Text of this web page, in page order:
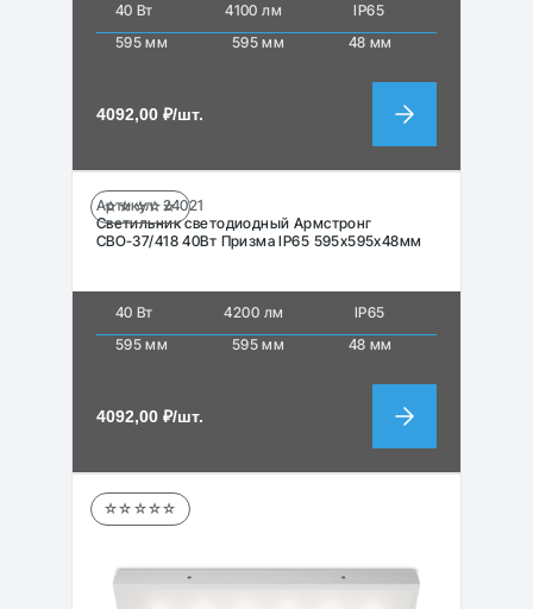
40 Вт 4100 лм
IP65
595 мм
595 мм 48 мм
4092,00 ₽/шт.
☆☆☆☆☆
Артикул:24021
Светильник светодиодный Армстронг
СВО-37/418 40Вт Призма IP65 595х595х48мм
40 Вт 4200 лм
IP65
595 мм
595 мм 48 мм
4092,00 ₽/шт.
☆☆☆☆☆